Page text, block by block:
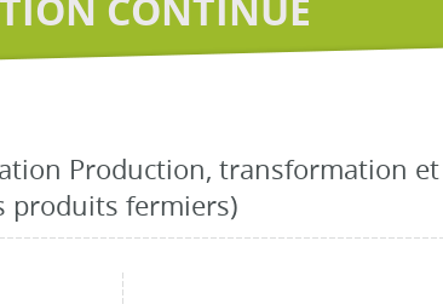
CONTINUE
Production, transformation et
produits fermiers)